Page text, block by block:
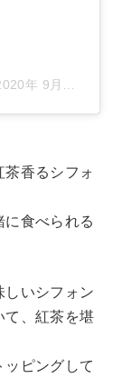
年 9月月24日午前7時31分PDT
香るシフォ
食べられる
いシフォン
、紅茶を堪
ピングして